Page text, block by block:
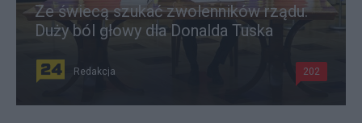
Ze świecą szukać zwolenników rządu.
Duży ból głowy dla Donalda Tuska
Redakcja 202